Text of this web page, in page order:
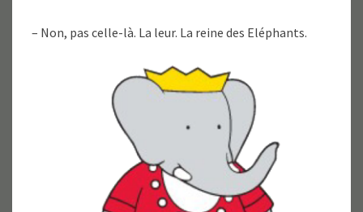
– Non, pas celle-là. La leur. La reine des Eléphants.